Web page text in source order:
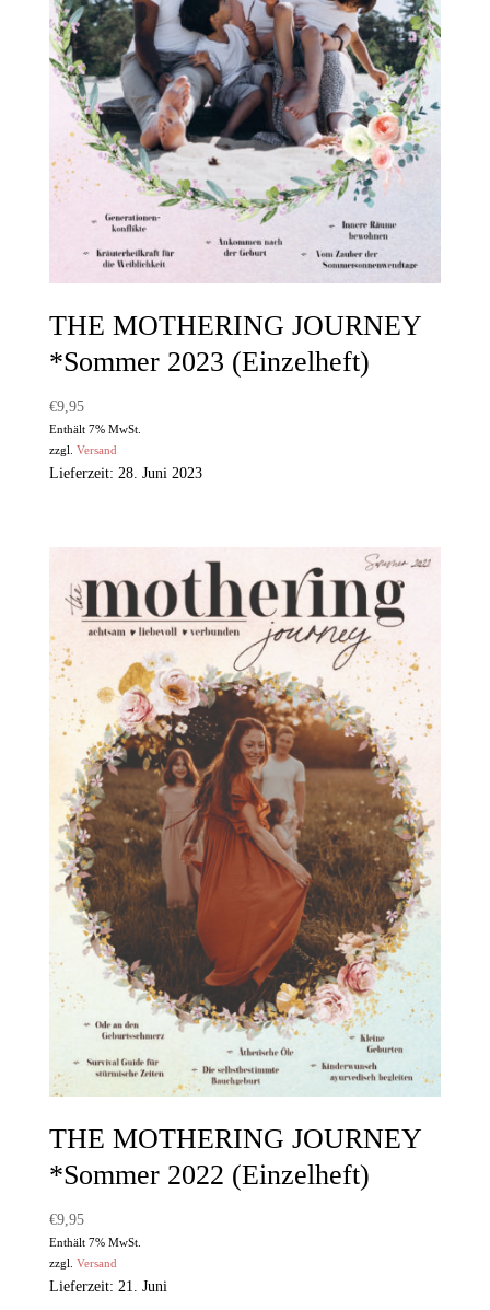
THE MOTHERING JOURNEY
*Sommer 2023 (Einzelheft)
€9,95
Enthält 7% MwSt.
zzgl. Versand
Lieferzeit: 28. Juni 2023
THE MOTHERING JOURNEY
*Sommer 2022 (Einzelheft)
€9,95
Enthält 7% MwSt.
zzgl. Versand
Lieferzeit: 21. Juni